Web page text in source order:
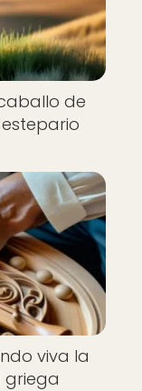
de
viva la
griega